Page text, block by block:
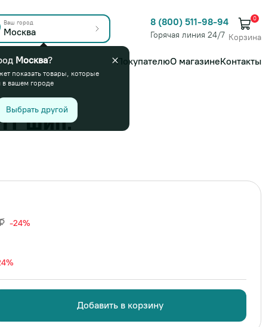
Ваш город
Москва
8 (800) 511-98-94
Горячая линия 24/7 Корзина
0
ПокупателюО магазинеКонтакты
шип.
-24%
Добавить в корзину
Москва?
показать товары, которые
в вашем городе
Выбрать другой